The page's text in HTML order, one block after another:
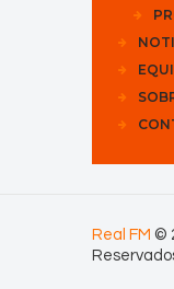
Real FM ©